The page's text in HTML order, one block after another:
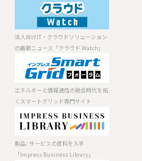
法人向けIT・ク
ラウドソリュー
ションの最新ニ
ュース「クラウ
日本のITを変え
「IT Leaders」
エネルギーと情
報通信の融合時
代を拓くスマー
トグリッド専門
ECに携わる人の
ためのメディア
「ネットショッ
プ担当者フォー
製品 ⁄ サービスの
資料を入手
「Impress
Business
デジタルが生み
だす未来を考え
る「DIGITAL X」
法人向けIT・クラウドソリューション
の最新ニュース「クラウド Watch」
エネルギーと情報通信の融合時代を拓
くスマートグリッド専門サイト
製品 ⁄ サービスの資料を入手
「Impress Business Library」